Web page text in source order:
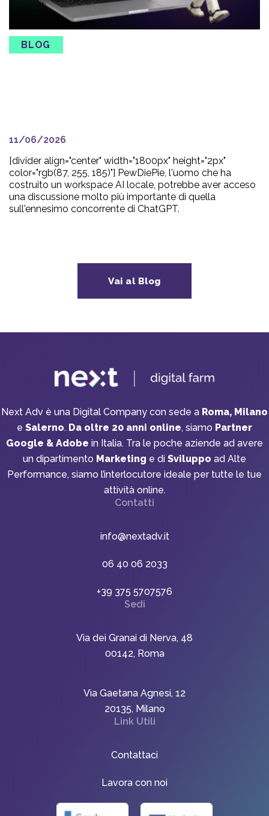
BLOG
11/06/2026
[divider align="center" width="1800px" height="2px"
color="rgb(87, 255, 185)"] PewDiePie, l'uomo che ha
costruito un workspace AI locale, potrebbe aver acceso
una discussione molto più importante di quella
sull'ennesimo concorrente di ChatGPT.
Vai al Blog
Next Adv è una Digital Company con sede a Roma, Milano
e Salerno. Da oltre 20 anni online, siamo Partner
Google & Adobe in Italia. Tra le poche aziende ad avere
un dipartimento Marketing e di Sviluppo ad Alte
Performance, siamo l’interlocutore ideale per tutte le tue
attività online.
Contatti
info@nextadv.it
06 40 06 2033
+39 375 5707576
Sedi
Via dei Granai di Nerva, 48
00142, Roma
Via Gaetana Agnesi, 12
20135, Milano
Link Utili
Contattaci
Lavora con noi